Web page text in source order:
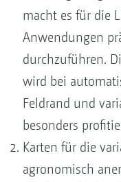
macht es für die
Anwendungen
durchzuführen.
wird bei
Feldrand und
besonders
Karten für die
agronomisch